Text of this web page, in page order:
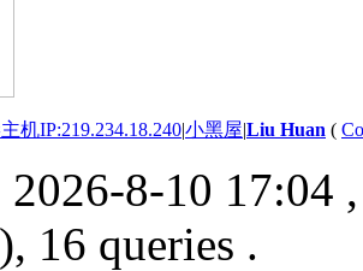
机IP:219.234.18.240|小黑屋|Liu Huan (
8-10 17:04
16 queries .